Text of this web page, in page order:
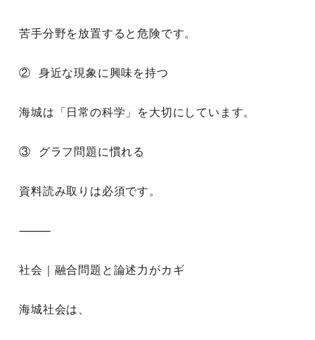
苦手分野を放置すると危険です。
② 身近な現象に興味を持つ
海城は「日常の科学」を大切にしています。
③ グラフ問題に慣れる
資料読み取りは必須です。
⸻
社会｜融合問題と論述力がカギ
海城社会は、